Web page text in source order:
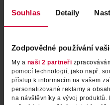
Souhlas Detaily
Zodpovědné používání
My a naši 2 partneři
pomocí technologií, jako např.
přístup k informacím na vašem
personalizované reklamy a
na návštěvníky a vývoj
Green Trio, doplněk stravy
Topnatur 540 ks